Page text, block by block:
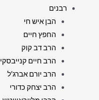
רבנים
הבן איש חי
החפץ חיים
הרב דב קוק
הרב חיים קנייבסקי
הרב יורם אברג'ל
הרב יצחק כדורי